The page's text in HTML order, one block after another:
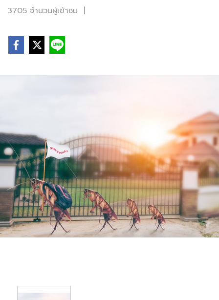
3705 จำนวนผู้เข้าชม |